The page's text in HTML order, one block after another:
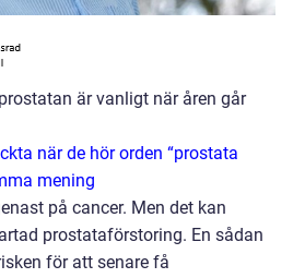
är vanligt när åren går
när de hör orden “prostata
mening
på cancer. Men det kan
prostataförstoring. En sådan
för att senare få